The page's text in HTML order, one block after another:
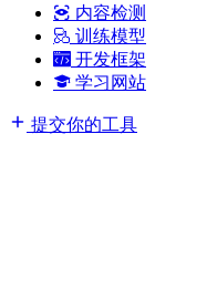
内容检测
训练模型
开发框架
学习网站
提交你的工具